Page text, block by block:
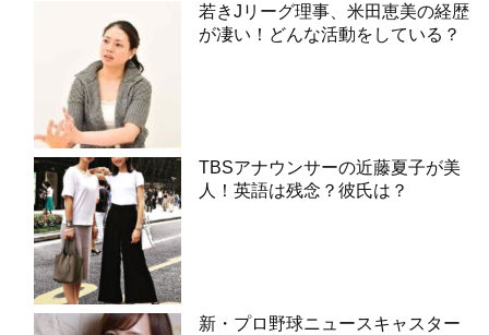
若きJリーグ理事、米田恵美の経歴
が凄い！どんな活動をしている？
TBSアナウンサーの近藤夏子が美
人！英語は残念？彼氏は？
新・プロ野球ニュースキャスター